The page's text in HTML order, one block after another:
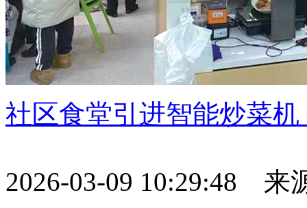
社区食堂引进智能炒菜
2026-03-09 10:29:48 来